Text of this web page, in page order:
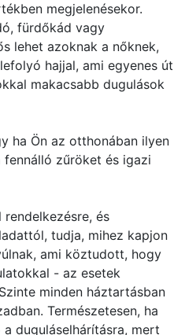
megjelenésekor.
fürdőkád vagy
lehet azoknak a nőknek,
hajjal, ami egyenes út
makacsabb dugulások
ha Ön az otthonában ilyen
zűröket és igazi
és
tudja, mihez kapjon
ami köztudott, hogy
- az esetek
minden háztartásban
Természetesen, ha
duguláselhárításra, mert